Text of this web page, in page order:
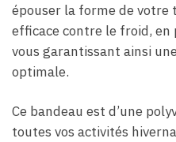
épouser la forme de
efficace contre le froid,
vous garantissant ainsi
optimale.
Ce bandeau est d’une
toutes vos activités